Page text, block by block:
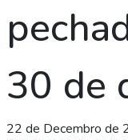
30 de
22 de Decembro de